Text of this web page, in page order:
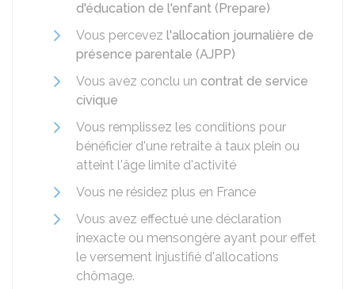
d'éducation de l'enfant (Prepare)
Vous percevez l'allocation journalière de
présence parentale (AJPP)
Vous avez conclu un contrat de service
civique
Vous remplissez les conditions pour
bénéficier d'une retraite à taux plein ou
atteint l'âge limite d'activité
Vous ne résidez plus en France
Vous avez effectué une déclaration
inexacte ou mensongère ayant pour effet
le versement injustifié d'allocations
chômage.